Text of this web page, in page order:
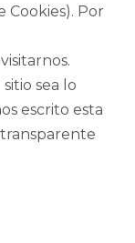
Cookies). Por
sea lo
escrito esta